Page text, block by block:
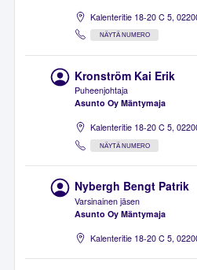
Kalenteritie 18-20 C 5,
NÄYTÄ NUMERO
Kronström Kai Erik
Puheenjohtaja
Asunto Oy Mäntymaja
Kalenteritie 18-20 C 5,
NÄYTÄ NUMERO
Nybergh Bengt Patrik
Varsinainen jäsen
Asunto Oy Mäntymaja
Kalenteritie 18-20 C 5,